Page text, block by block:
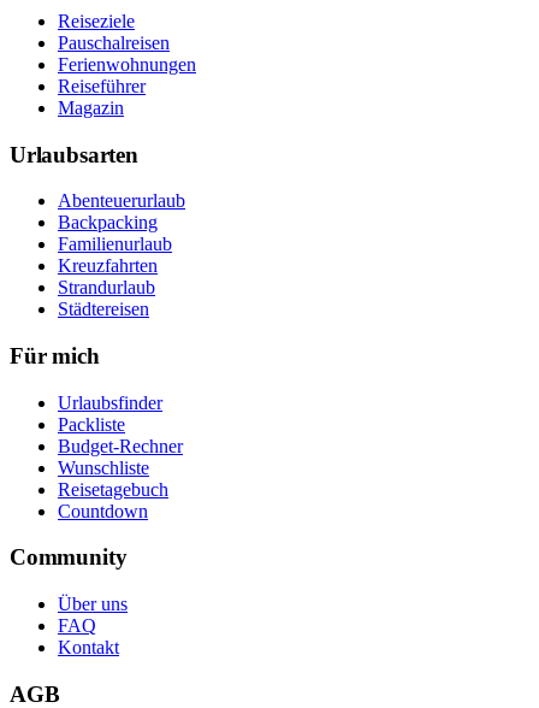
Reiseziele
Pauschalreisen
Ferienwohnungen
Reiseführer
Magazin
Urlaubsarten
Abenteuerurlaub
Backpacking
Familienurlaub
Kreuzfahrten
Strandurlaub
Städtereisen
Für mich
Urlaubsfinder
Packliste
Budget-Rechner
Wunschliste
Reisetagebuch
Countdown
Community
Über uns
FAQ
Kontakt
AGB